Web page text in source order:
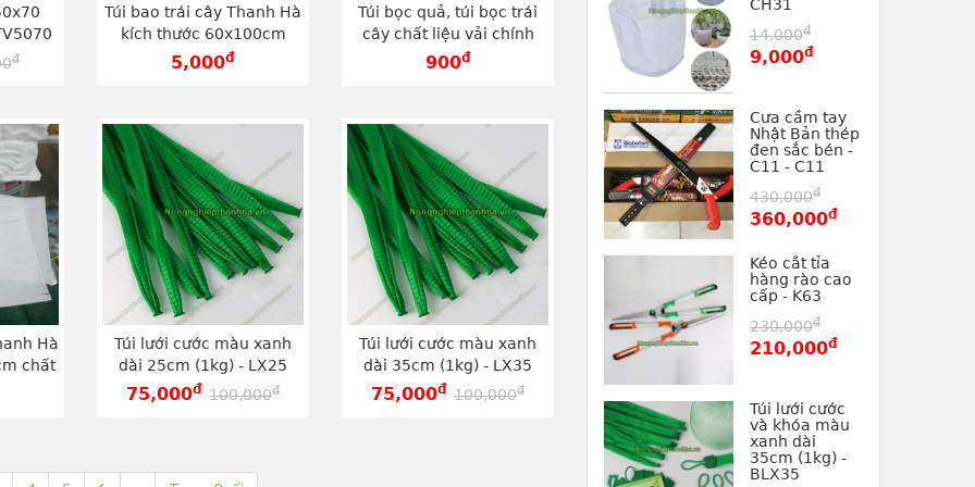
đ
Túi bao trái cây Thanh Hà
kích thước 60x100cm
chất lượng cao - TV60100
5,000đ
Túi bọc quả, túi bọc trái
cây chất liệu vải chính
hãng Thanh Hà kích cỡ
900đ
Hà
chất
Túi lưới cước màu xanh
dài 25cm (1kg) - LX25
75,000đ 100,000đ
Túi lưới cước màu xanh
dài 35cm (1kg) - LX35
75,000đ 100,000đ
CH31
14,000đ
9,000đ
Cưa cầm tay
Nhật Bản thép
đen sắc bén -
C11 - C11
430,000đ
360,000đ
Kéo cắt tỉa
hàng rào cao
cấp - K63
230,000đ
210,000đ
Túi lưới cước
và khóa màu
xanh dài
35cm (1kg) -
BLX35